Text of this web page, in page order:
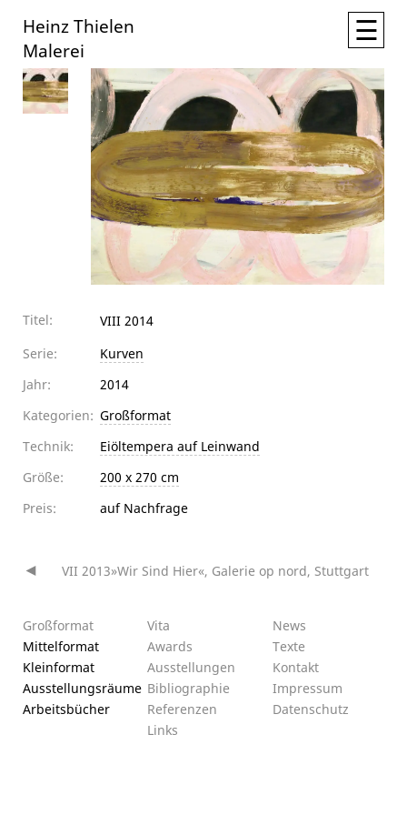
Heinz Thielen
Malerei
☰
Titel:
VIII 2014
Serie:
Kurven
Jahr:
2014
Kategorien: Großformat
Technik:
Eiöltempera auf Leinwand
Größe:
200 x 270 cm
Preis:
auf Nachfrage
Beitragsnavigation
VII 2013»Wir Sind Hier«, Galerie op nord, Stuttgart
Großformat
Mittelformat
Kleinformat
Ausstellungsräume
Arbeitsbücher
Vita
Awards
Ausstellungen
Bibliographie
Referenzen
Links
News
Texte
Kontakt
Impressum
Datenschutz­